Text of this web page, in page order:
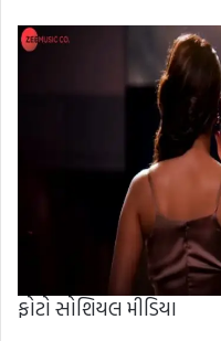
ફોટો સોશિયલ મીડિયા